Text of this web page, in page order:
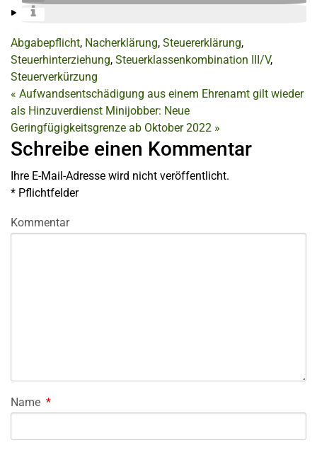
Abgabepflicht, Nacherklärung, Steuererklärung,
Steuerhinterziehung, Steuerklassenkombination III/V,
Steuerverkürzung
« Aufwandsentschädigung aus einem Ehrenamt gilt wieder
als Hinzuverdienst Minijobber: Neue
Geringfügigkeitsgrenze ab Oktober 2022 »
Schreibe einen Kommentar
Ihre E-Mail-Adresse wird nicht veröffentlicht.
* Pflichtfelder
Kommentar
Name *